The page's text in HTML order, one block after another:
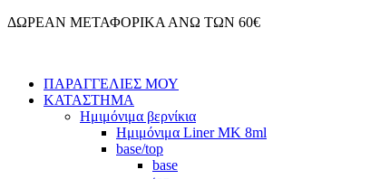
Μετάβαση
ΔΩΡΕΑΝ ΜΕΤΑΦΟΡΙΚΑ ΑΝΩ ΤΩΝ 60€
ΠΑΡΑΓΓΕΛΙΕΣ ΜΟΥ
ΚΑΤΑΣΤΗΜΑ
Ημιμόνιμα βερνίκια
Ημιμόνιμα Liner ΜΚ 8ml
base/top
base